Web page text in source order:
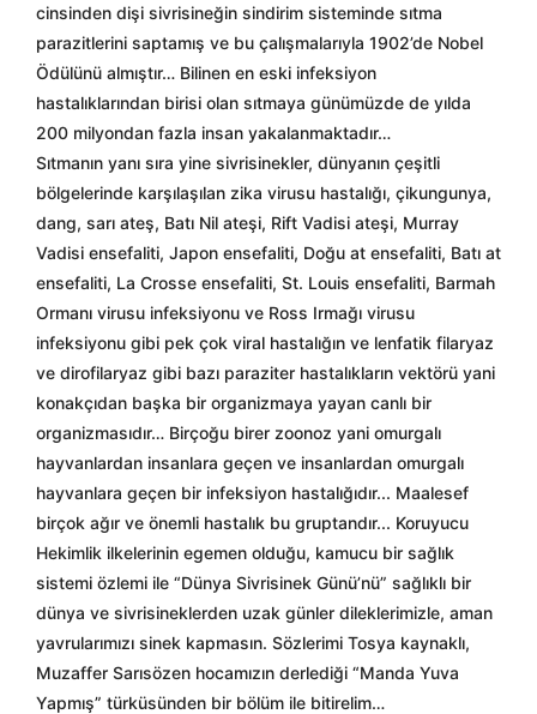
cinsinden dişi sivrisineğin sindirim sisteminde sıtma
parazitlerini saptamış ve bu çalışmalarıyla 1902’de Nobel
Ödülünü almıştır… Bilinen en eski infeksiyon
hastalıklarından birisi olan sıtmaya günümüzde de yılda
200 milyondan fazla insan yakalanmaktadır…
Sıtmanın yanı sıra yine sivrisinekler, dünyanın çeşitli
bölgelerinde karşılaşılan zika virusu hastalığı, çikungunya,
dang, sarı ateş, Batı Nil ateşi, Rift Vadisi ateşi, Murray
Vadisi ensefaliti, Japon ensefaliti, Doğu at ensefaliti, Batı at
ensefaliti, La Crosse ensefaliti, St. Louis ensefaliti, Barmah
Ormanı virusu infeksiyonu ve Ross Irmağı virusu
infeksiyonu gibi pek çok viral hastalığın ve lenfatik filaryaz
ve dirofilaryaz gibi bazı paraziter hastalıkların vektörü yani
konakçıdan başka bir organizmaya yayan canlı bir
organizmasıdır… Birçoğu birer zoonoz yani omurgalı
hayvanlardan insanlara geçen ve insanlardan omurgalı
hayvanlara geçen bir infeksiyon hastalığıdır... Maalesef
birçok ağır ve önemli hastalık bu gruptandır... Koruyucu
Hekimlik ilkelerinin egemen olduğu, kamucu bir sağlık
sistemi özlemi ile “Dünya Sivrisinek Günü’nü” sağlıklı bir
dünya ve sivrisineklerden uzak günler dileklerimizle, aman
yavrularımızı sinek kapmasın. Sözlerimi Tosya kaynaklı,
Muzaffer Sarısözen hocamızın derlediği “Manda Yuva
Yapmış” türküsünden bir bölüm ile bitirelim…